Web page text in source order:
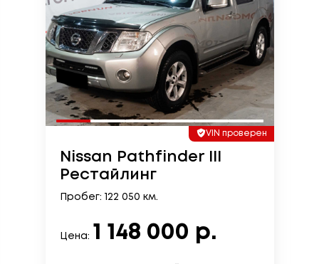
VIN проверен
Nissan Pathfinder III
Рестайлинг
Пробег: 122 050 км.
Цена: 1 148 000 р.